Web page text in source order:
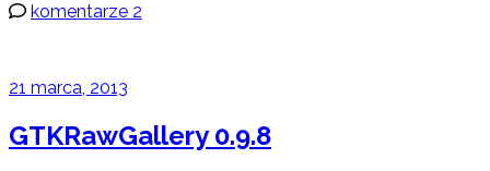
komentarze 2
21 marca, 2013
GTKRawGallery 0.9.8